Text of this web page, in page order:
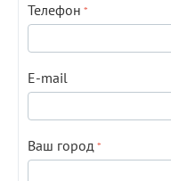
Телефон
E-mail
Ваш город